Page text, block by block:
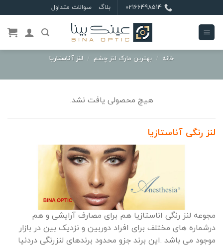
to
content
02166498514 بلاگ سوالات متداول
خانه / بهترین مارک لنز چشم / لنز آناستاریا
هیچ محصولی یافت نشد.
لنز رنگی آناستازیا
مجوعه لنز رنگی اناستازیا هم برای مصارف آرایشی و هم
درشماره های مختلف برای افراد دوربین و نزدیک بین در بازار
موجود می باشد .این برند جزو محدود برندهای لنزرنگی دردنیا